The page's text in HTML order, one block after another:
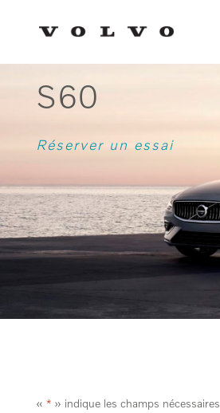
S60
Réserver un essai
« *» indique les champs nécessaires